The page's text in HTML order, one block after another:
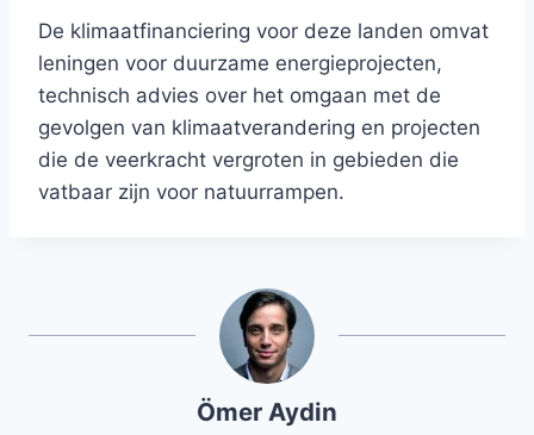
De klimaatfinanciering voor deze landen omvat
leningen voor duurzame energieprojecten,
technisch advies over het omgaan met de
gevolgen van klimaatverandering en projecten
die de veerkracht vergroten in gebieden die
vatbaar zijn voor natuurrampen.
Ömer Aydin